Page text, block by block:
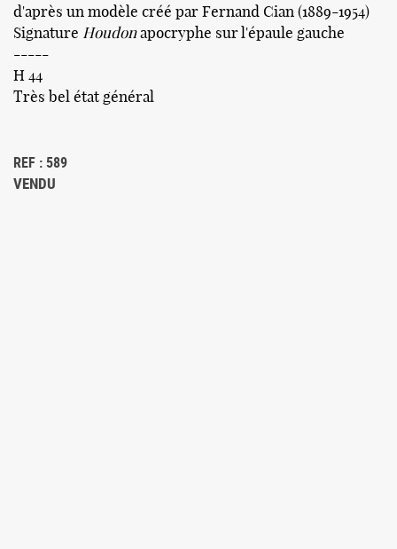
d'après un modèle créé par Fernand Cian (1889-1954)
Signature Houdonapocryphe sur l'épaule gauche
-----
H 44
Très bel état général
REF : 589
VENDU